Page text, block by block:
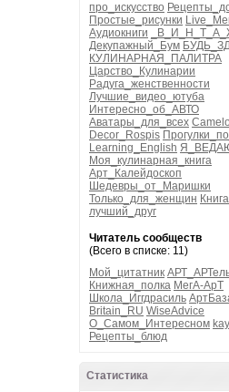
про_искусство
Простые_рисунки
Аудиокниги
Декупажный_Бум
КУЛИНАРНАЯ_ПАЛИТРА
Царство_Кулинарии
Радуга_женственности
Лучшие_видео_ютуба
Интересно_об_АВТО
Аватары_для_всех
Decor_Rospis
Learning_English
Моя_кулинарная_книга
Арт_Калейдоскоп
Шедевры_от_Маришки
Только_для_женщин
лучший_друг
Читатель сообществ
(Всего в списке: 11)
Мой_цитатник
Книжная_полка МегА-АрТ
Школа_Иггдрасиль
Britain_RU WiseAdvice
О_Самом_Интересном
Рецепты_блюд
Статистика